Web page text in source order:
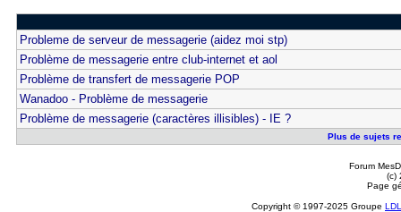
Probleme de serveur de messagerie (aidez moi stp)
Problème de messagerie entre club-internet et aol
Problème de transfert de messagerie POP
Wanadoo - Problème de messagerie
Problème de messagerie (caractères illisibles) - IE ?
Plus de sujets
Forum
(c)
Page
Copyright © 1997-2025 Groupe